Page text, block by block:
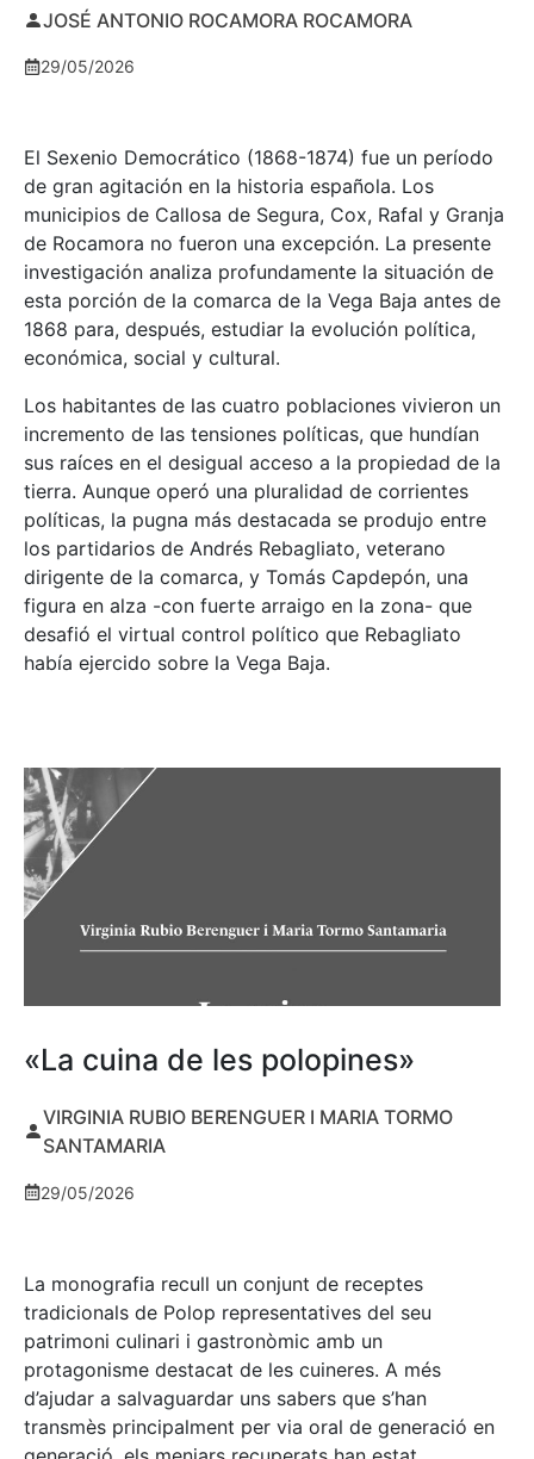
JOSÉ ANTONIO ROCAMORA ROCAMORA
29/05/2026
El Sexenio Democrático (1868-1874) fue un período
de gran agitación en la historia española. Los
municipios de Callosa de Segura, Cox, Rafal y Granja
de Rocamora no fueron una excepción. La presente
investigación analiza profundamente la situación de
esta porción de la comarca de la Vega Baja antes de
1868 para, después, estudiar la evolución política,
económica, social y cultural.
Los habitantes de las cuatro poblaciones vivieron un
incremento de las tensiones políticas, que hundían
sus raíces en el desigual acceso a la propiedad de la
tierra. Aunque operó una pluralidad de corrientes
políticas, la pugna más destacada se produjo entre
los partidarios de Andrés Rebagliato, veterano
dirigente de la comarca, y Tomás Capdepón, una
figura en alza -con fuerte arraigo en la zona- que
desafió el virtual control político que Rebagliato
había ejercido sobre la Vega Baja.
«La cuina de les polopines»
VIRGINIA RUBIO BERENGUER I MARIA TORMO
SANTAMARIA
29/05/2026
La monografia recull un conjunt de receptes
tradicionals de Polop representatives del seu
patrimoni culinari i gastronòmic amb un
protagonisme destacat de les cuineres. A més
d’ajudar a salvaguardar uns sabers que s’han
transmès principalment per via oral de generació en